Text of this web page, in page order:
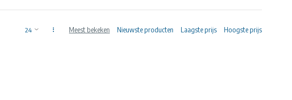
Meest bekeken Nieuwste producten Laagste prijs Hoogste prijs